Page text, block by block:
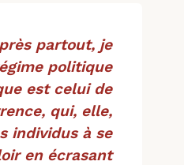
partout, je
politique
est celui de
qui, elle,
individus à se
en écrasant